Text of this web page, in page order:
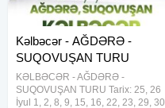
Kəlbəcər - AĞDƏRƏ -
SUQOVUŞAN TURU
KƏLBƏCƏR - AĞDƏRƏ -
SUQOVUŞAN TURU Tarix: 25, 26
İyul 1, 2, 8, 9, 15, 16, 22, 23, 29, 30